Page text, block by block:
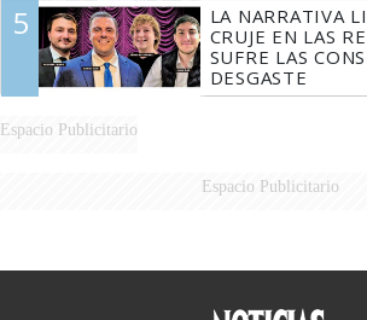
5
LA NARRATIVA
CRUJE EN LAS
SUFRE LAS
DESGASTE
Espacio Publicitario
Espacio Publicitario